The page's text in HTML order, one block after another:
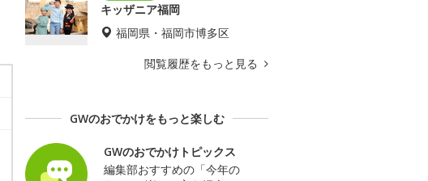
キッザニア福岡
福岡県・福岡市博多区
閲覧履歴をもっと見る
GWのおでかけをもっと楽しむ
GWのおでかけトピックス
編集部おすすめの「今年の